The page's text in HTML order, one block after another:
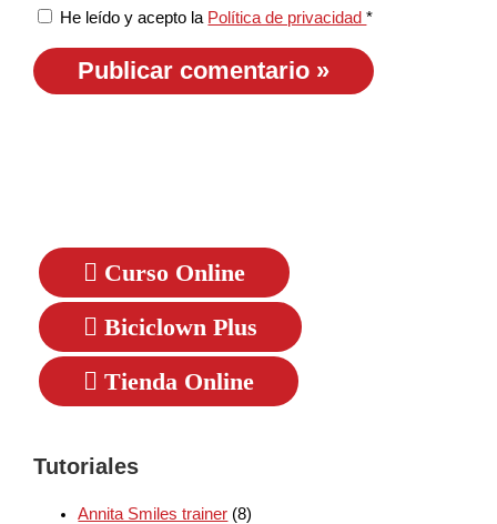
He leído y acepto la Política de privacidad*
Curso Online
Biciclown Plus
Tienda Online
Tutoriales
Annita Smiles trainer (8)